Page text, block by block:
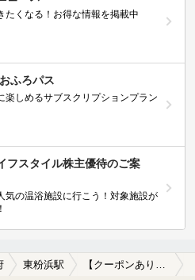
たくなる！お得な情報を掲載中
ふろパス
楽しめるサブスクリプションプラン
フスタイル株主優待のご案
気の温浴施設に行こう！対象施設が
東粉浜駅 【クーポンあり】炭酸水素塩泉が楽しめる東粉浜駅近くの温泉、日帰り温泉、スーパー銭湯おすすめ